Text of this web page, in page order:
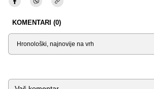
KOMENTARI (0)
Sortiraj
Komentar